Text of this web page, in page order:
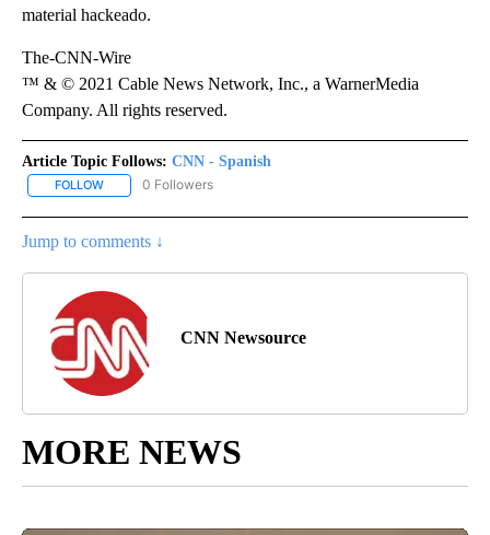
material hackeado.
The-CNN-Wire
™ & © 2021 Cable News Network, Inc., a WarnerMedia
Company. All rights reserved.
Article Topic Follows: CNN - Spanish
FOLLOW FOLLOW "CNN - SPANISH" TO RECEIVE NOTIFICATIONS ABOUT
0 Followers
Jump to comments ↓
CNN Newsource
MORE NEWS